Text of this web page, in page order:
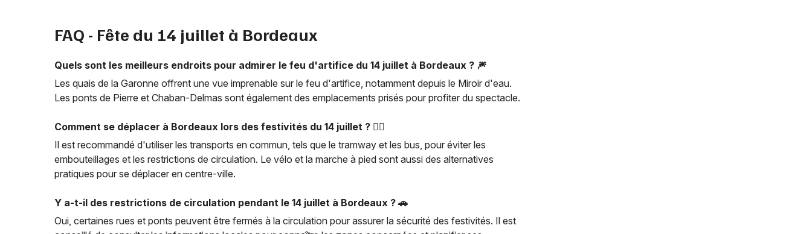
FAQ - Fête du 14 juillet à Bordeaux
Quels sont les meilleurs endroits pour admirer le feu d'artifice du 14 juillet à Bordeaux ? 🎆
Les quais de la Garonne offrent une vue imprenable sur le feu d'artifice, notamment depuis le Miroir d'eau.
Les ponts de Pierre et Chaban-Delmas sont également des emplacements prisés pour profiter du spectacle.
Comment se déplacer à Bordeaux lors des festivités du 14 juillet ? 🚶‍♂️
Il est recommandé d'utiliser les transports en commun, tels que le tramway et les bus, pour éviter les
embouteillages et les restrictions de circulation. Le vélo et la marche à pied sont aussi des alternatives
pratiques pour se déplacer en centre-ville.
Y a-t-il des restrictions de circulation pendant le 14 juillet à Bordeaux ? 🚗
Oui, certaines rues et ponts peuvent être fermés à la circulation pour assurer la sécurité des festivités. Il est